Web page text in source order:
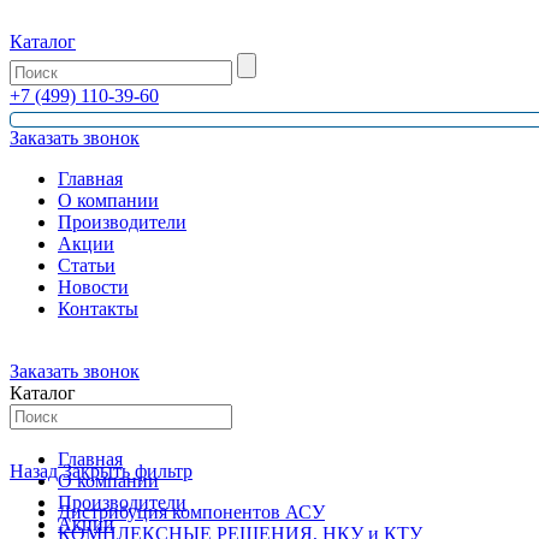
Каталог
+7 (499) 110-39-60
Заказать звонок
Главная
О компании
Производители
Акции
Статьи
Новости
Контакты
Заказать звонок
Каталог
Главная
О компании
Производители
Акции
Назад Закрыть фильтр
Дистрибуция компонентов АСУ
КОМПЛЕКСНЫЕ РЕШЕНИЯ, НКУ и КТУ